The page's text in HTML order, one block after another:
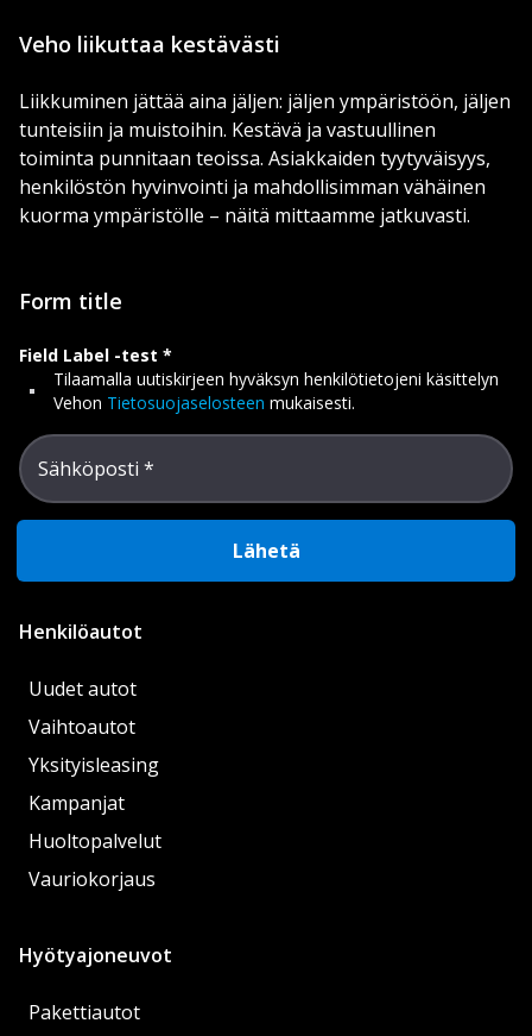
Veho liikuttaa kestävästi
Liikkuminen jättää aina jäljen: jäljen ympäristöön, jäljen
tunteisiin ja muistoihin. Kestävä ja vastuullinen
toiminta punnitaan teoissa. Asiakkaiden tyytyväisyys,
henkilöstön hyvinvointi ja mahdollisimman vähäinen
kuorma ympäristölle – näitä mittaamme jatkuvasti.
Form title
Field Label -test
Tilaamalla uutiskirjeen hyväksyn henkilötietojeni käsittelyn
Vehon Tietosuojaselosteen mukaisesti.
Sähköposti
Lähetä
Henkilöautot
Uudet autot
Vaihtoautot
Yksityisleasing
Kampanjat
Huoltopalvelut
Vauriokorjaus
Hyötyajoneuvot
Pakettiautot